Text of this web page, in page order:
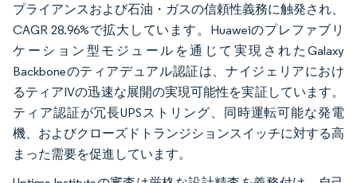
プライアンスおよび石油・ガスの信頼性義務に触発され、
CAGR 28.96%で拡大しています。Huaweiのプレファブリ
ケーション型モジュールを通じて実現されたGalaxy
Backboneのティアデュアル認証は、ナイジェリアにおけ
るティアIVの迅速な展開の実現可能性を実証しています。
ティア認証が冗長UPSストリング、同時運転可能な発電
機、およびクローズドトランジションスイッチに対する高
まった需要を促進しています。